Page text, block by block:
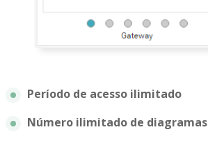
Período de acesso ilimitado
Número ilimitado de diagramas